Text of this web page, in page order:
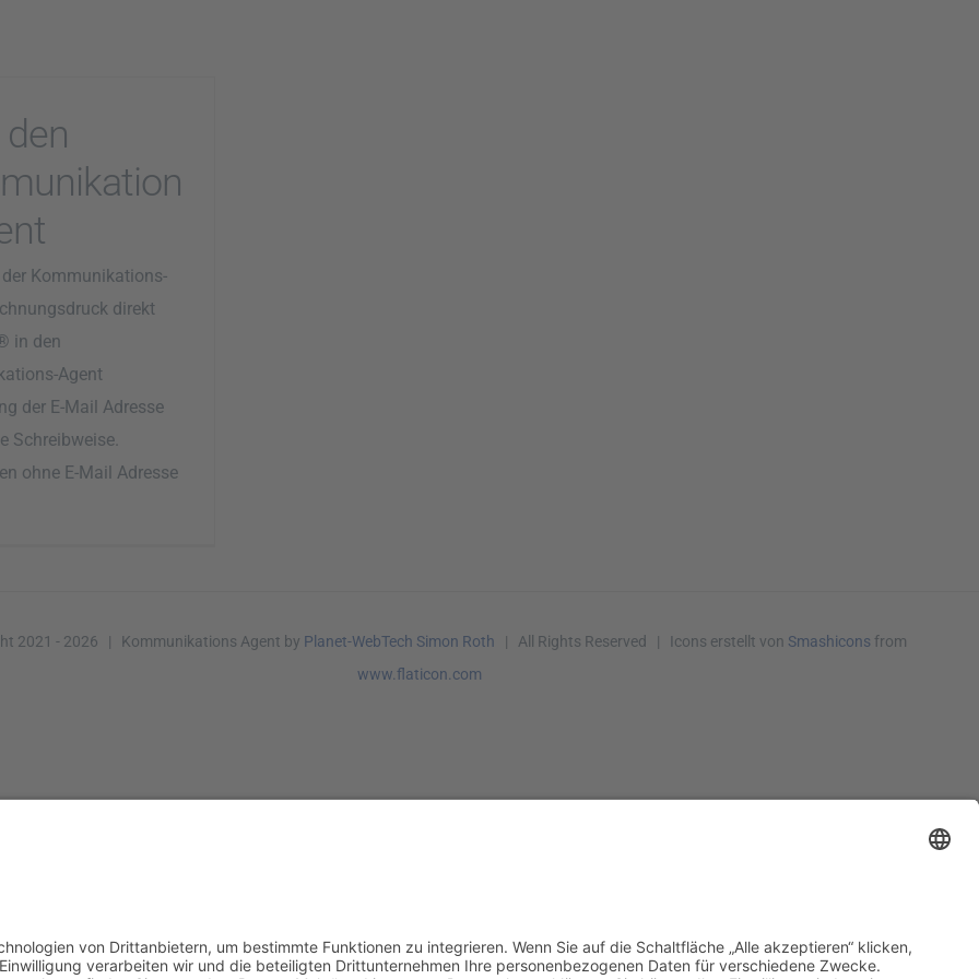
Kommunikations-
direkt
in den
Agent
der E-Mail Adresse
Schreibweise.
ohne E-Mail Adresse
2021 - 2026 | Kommunikations Agent by Planet-WebTech Simon Roth | All Rights Reserved | Icons erstellt von Smashicons from
www.flaticon.com